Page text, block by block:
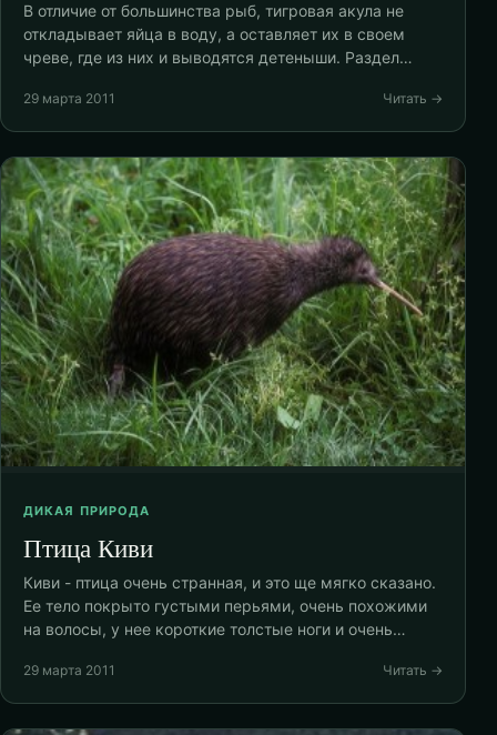
В отличие от большинства рыб, тигровая акула не
откладывает яйца в воду, а оставляет их в своем
чреве, где из них и выводятся детеныши. Раздел…
29 марта 2011 Читать →
ДИКАЯ ПРИРОДА
Птица Киви
Киви - птица очень странная, и это ще мягко сказано.
Ее тело покрыто густыми перьями, очень похожими
на волосы, у нее короткие толстые ноги и очень…
29 марта 2011 Читать →